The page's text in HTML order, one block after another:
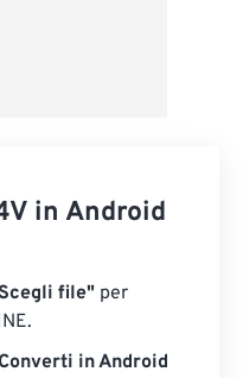
in Android
file" per
in Android